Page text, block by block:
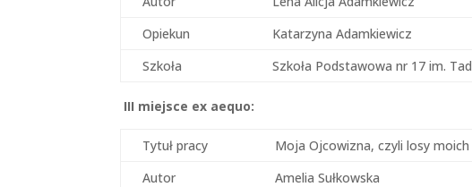
Opiekun
Katarzyna Adamkiewicz
Szkoła
Szkoła Podstawowa nr 17 im.
III miejsce ex aequo:
Tytuł pracy
Moja Ojcowizna, czyli losy
Autor
Amelia Sułkowska